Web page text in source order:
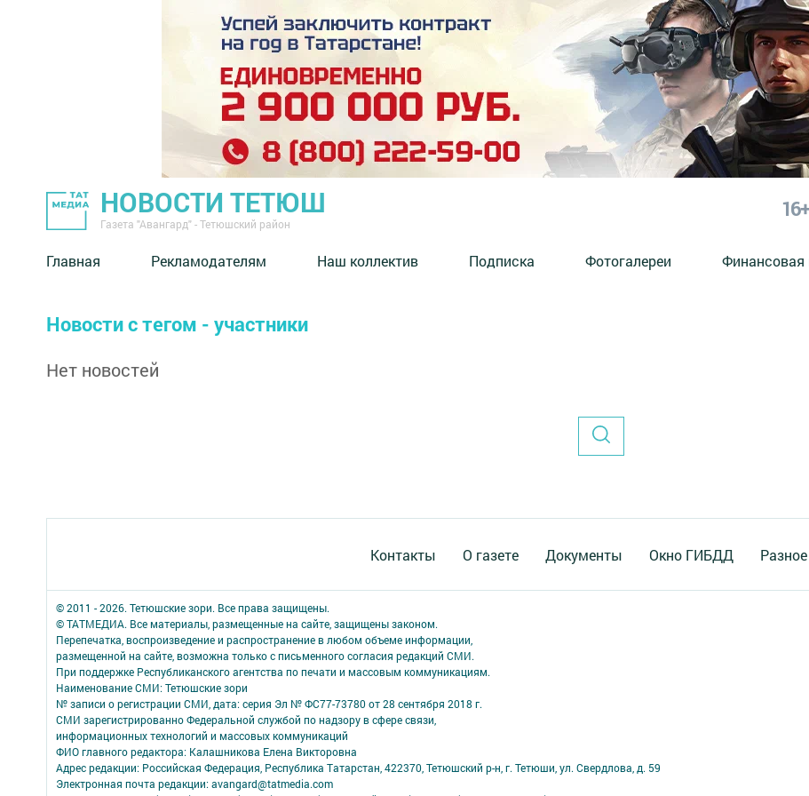
НОВОСТИ ТЕТЮШ
Газета "Авангард" - Тетюшский район
16+
Главная Рекламодателям Наш коллектив Подписка Фотогалереи Финансовая
Новости с тегом - участники
Нет новостей
Контакты О газете Документы Окно ГИБДД Разное
© 2011 - 2026. Тетюшские зори. Все права защищены.
© ТАТМЕДИА. Все материалы, размещенные на сайте, защищены законом.
Перепечатка, воспроизведение и распространение в любом объеме информации,
размещенной на сайте, возможна только с письменного согласия редакций СМИ.
При поддержке Республиканского агентства по печати и массовым коммуникациям.
Наименование СМИ: Тетюшские зори
№ записи о регистрации СМИ, дата: серия Эл № ФС77-73780 от 28 сентября 2018 г.
СМИ зарегистрированно Федеральной службой по надзору в сфере связи,
информационных технологий и массовых коммуникаций
ФИО главного редактора: Калашникова Елена Викторовна
Адрес редакции: Российская Федерация, Республика Татарстан, 422370, Тетюшский р-н, г. Тетюши, ул. Свердлова, д. 59
Электронная почта редакции: avangard@tatmedia.com